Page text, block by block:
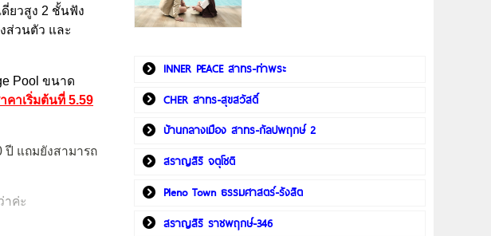
ดี่ยวสูง 2 ชั้นฟัง
ส่วนตัว และ
Pool ขนาด
คาเริ่มต้นที่ 5.59
ปี แถมยังสามารถ
าค่ะ
INNER PEACE สาทร-ท่าพระ
CHER สาทร-สุขสวัสดิ์
บ้านกลางเมือง สาทร-กัลปพฤกษ์ 2
สราญสิริ จตุโชติ
Pleno Town ธรรมศาสตร์-รังสิต
สราญสิริ ราชพฤกษ์-346